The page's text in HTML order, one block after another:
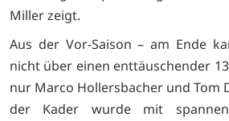
Miller zeigt.
Aus der Vor-Saison – am Ende
nicht über einen enttäuschender
nur Marco Hollersbacher und Tom
der Kader wurde mit